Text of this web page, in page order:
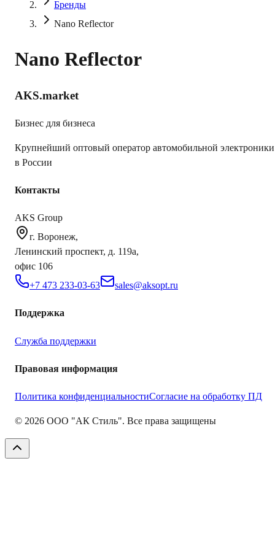
Бренды
Nano Reflector
Nano Reflector
AKS.market
Бизнес для бизнеса
Крупнейший оптовый оператор автомобильной электроники
в России
Контакты
AKS Group
г. Воронеж,
Ленинский проспект, д. 119а,
офис 106
+7 473 233-03-63
sales@aksopt.ru
Поддержка
Служба поддержки
Правовая информация
Политика конфиденциальностиСогласие на обработку ПД
© 2026 ООО "АК Стиль". Все права защищены